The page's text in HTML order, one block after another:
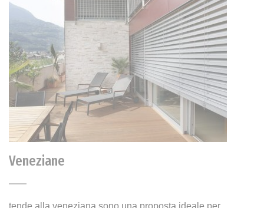
Veneziane
tende alla veneziana sono una proposta ideale per